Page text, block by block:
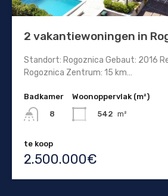
2 vakantiewoningen in
Standort: Rogoznica Gebaut: 2016
Rogoznica Zentrum: 15 km…
Badkamer
8
Woonoppervlak (m²)
542 m²
te koop
2.500.000€